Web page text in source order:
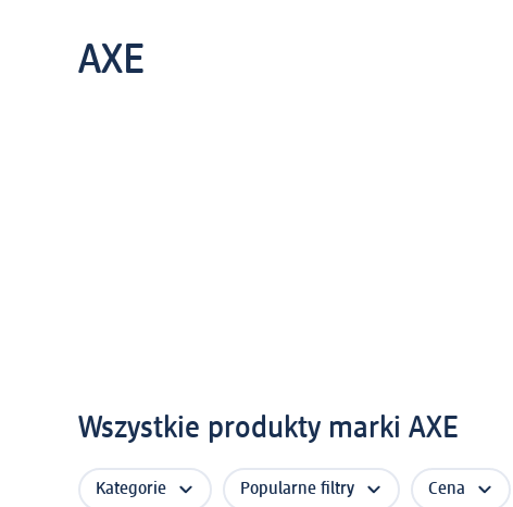
AXE
Wszystkie produkty marki AXE
Kategorie Popularne filtry Cena